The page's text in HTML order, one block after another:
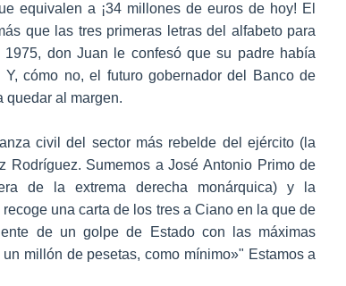
equivalen a ¡34 millones de euros de hoy! El
que las tres primeras letras del alfabeto para
don Juan le confesó que su padre había
cómo no, el futuro gobernador del Banco de
quedar al margen.
civil del sector más rebelde del ejército (la
Rodríguez. Sumemos a José Antonio Primo de
de la extrema derecha monárquica) y la
una carta de los tres a Ciano en la que de
de un golpe de Estado con las máximas
millón de pesetas, como mínimo»" Estamos a